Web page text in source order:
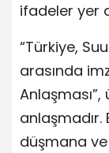
ifadeler yer
“Türkiye,
arasında
Anlaşması”,
düşmana ve